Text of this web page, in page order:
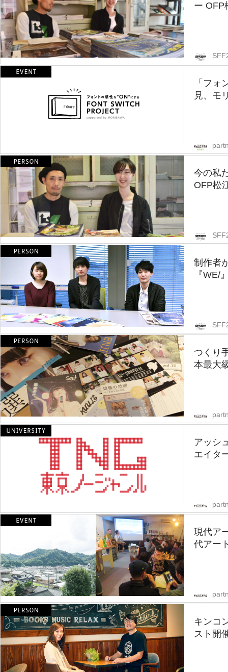
ー OFP
「フォ
見、モ
今の私
OFP松
制作者
『WE/
つくり
本最大
アッシ
エイタ
現代ア
代アー
キンコ
スト開